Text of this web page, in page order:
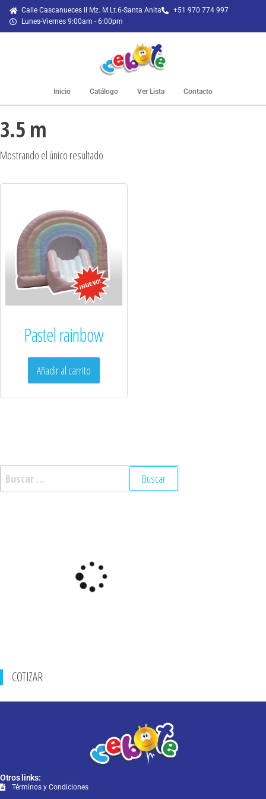
Calle Cascanueces II Mz. M Lt.6-Santa Anita
+51 970 774 997
Lunes-Viernes 9:00am - 6:00pm
Inicio Catálogo Ver Lista Contacto
3.5 m
Mostrando el único resultado
Pastel rainbow
Añadir al carrito
COTIZAR
Otros links:
Términos y Condiciones